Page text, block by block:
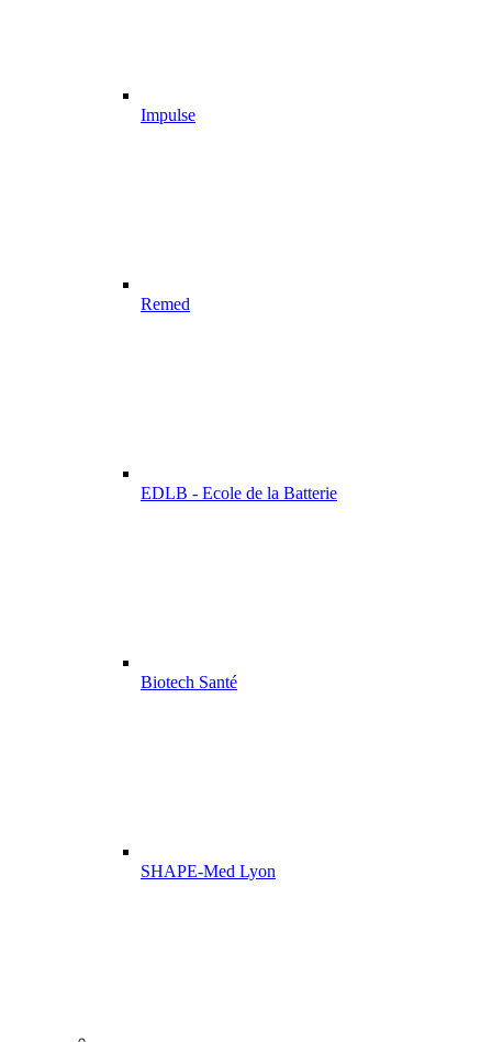
Impulse
Remed
EDLB - Ecole de la Batterie
Biotech Santé
SHAPE-Med Lyon